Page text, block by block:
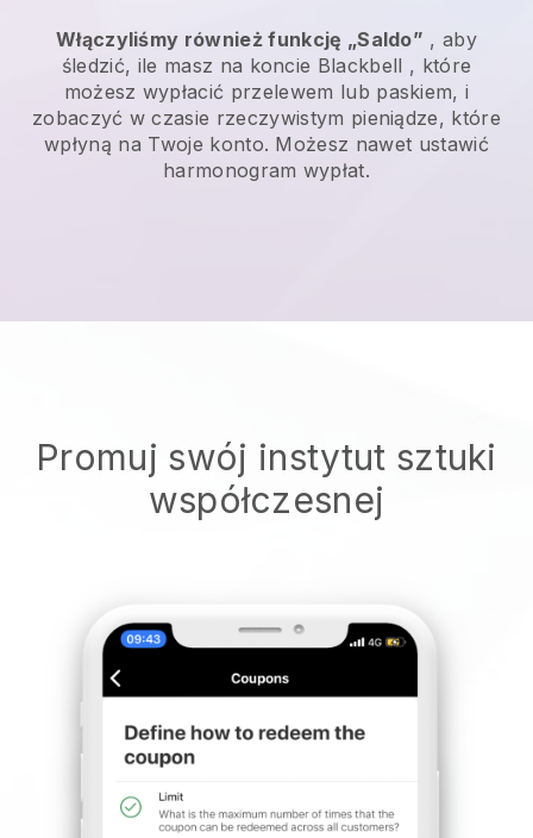
Włączyliśmy również funkcję „Saldo” , aby
śledzić, ile masz na koncie Blackbell , które
możesz wypłacić przelewem lub paskiem, i
zobaczyć w czasie rzeczywistym pieniądze, które
wpłyną na Twoje konto. Możesz nawet ustawić
harmonogram wypłat.
Promuj swój instytut sztuki
współczesnej